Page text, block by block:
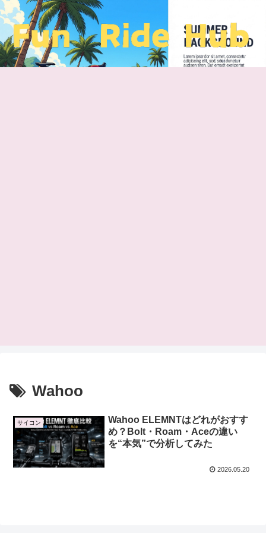
Wahoo
サイコン
Wahoo ELEMNTはどれがおすす
め？Bolt・Roam・Aceの違い
を“本気”で分析してみた
2026.05.20